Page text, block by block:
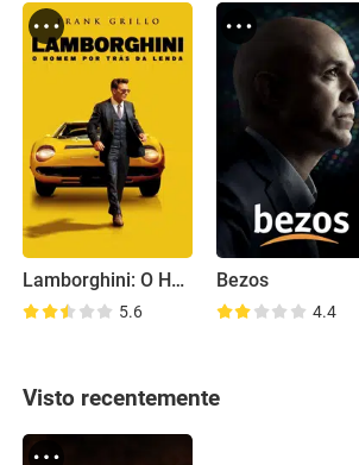
Lamborghini: O Homem Por Trás da Lenda
5.6
Bezos
4.4
Visto recentemente